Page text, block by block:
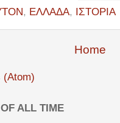
, ΕΛΛΑΔΑ, ΙΣΤΟΡΙΑ
Home
(Atom)
ALL TIME